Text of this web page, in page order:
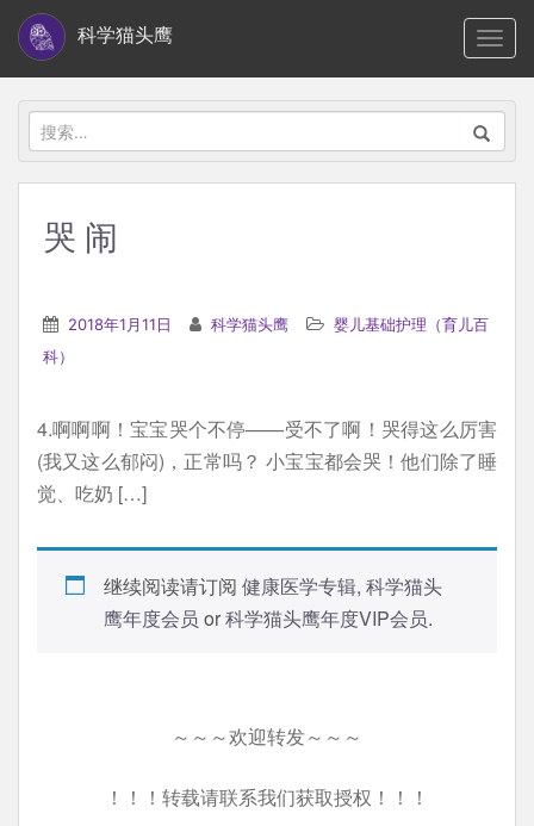
i
科学猫头鹰
搜
索：
哭 闹
2018年1月11日 科学猫头鹰
婴儿基础护理（育儿百
科）
4.啊啊啊！宝宝哭个不停——受不了啊！哭得这么厉害
(我又这么郁闷)，正常吗？ 小宝宝都会哭！他们除了睡
觉、吃奶 […]
继续阅读请订阅 健康医学专辑, 科学猫头
鹰年度会员 or科学猫头鹰年度VIP会员.
～～～欢迎转发～～～
！！！转载请联系我们获取授权！！！